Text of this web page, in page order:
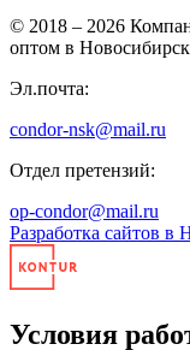
© 2018 – 2026
оптом в
Эл.почта:
condor-nsk@mail.ru
Отдел претензий:
op-condor@mail.ru
Разработка сайтов в
Условия